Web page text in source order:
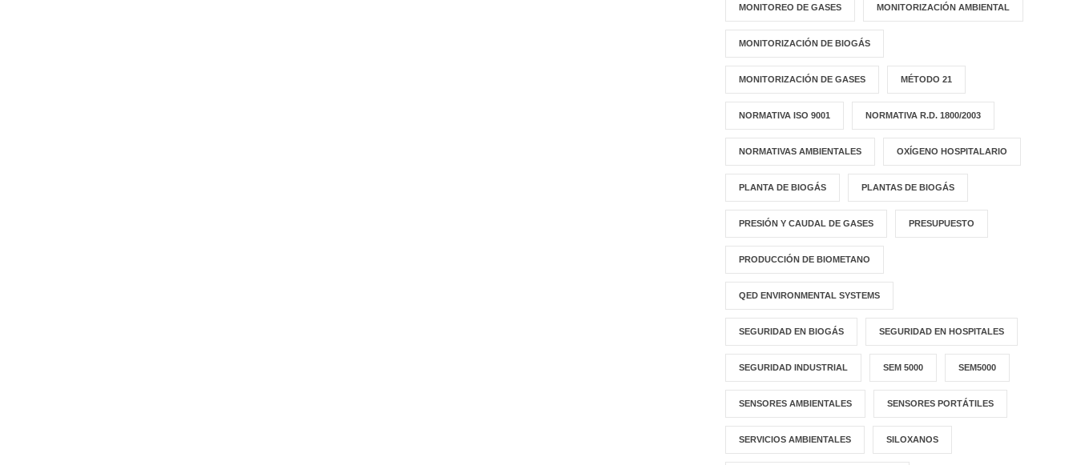
MONITOREO DE GASES MONITORIZACIÓN AMBIENTAL
MONITORIZACIÓN DE BIOGÁS
MONITORIZACIÓN DE GASES MÉTODO 21
NORMATIVA ISO 9001 NORMATIVA R.D. 1800/2003
NORMATIVAS AMBIENTALES OXÍGENO HOSPITALARIO
PLANTA DE BIOGÁS PLANTAS DE BIOGÁS
PRESIÓN Y CAUDAL DE GASES PRESUPUESTO
PRODUCCIÓN DE BIOMETANO
QED ENVIRONMENTAL SYSTEMS
SEGURIDAD EN BIOGÁS SEGURIDAD EN HOSPITALES
SEGURIDAD INDUSTRIAL SEM 5000 SEM5000
SENSORES AMBIENTALES SENSORES PORTÁTILES
SERVICIOS AMBIENTALES SILOXANOS